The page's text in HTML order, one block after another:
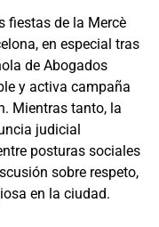
fiestas de la Mercè
en especial tras
de Abogados
y activa campaña
Mientras tanto, la
judicial
posturas sociales
sobre respeto,
en la ciudad.